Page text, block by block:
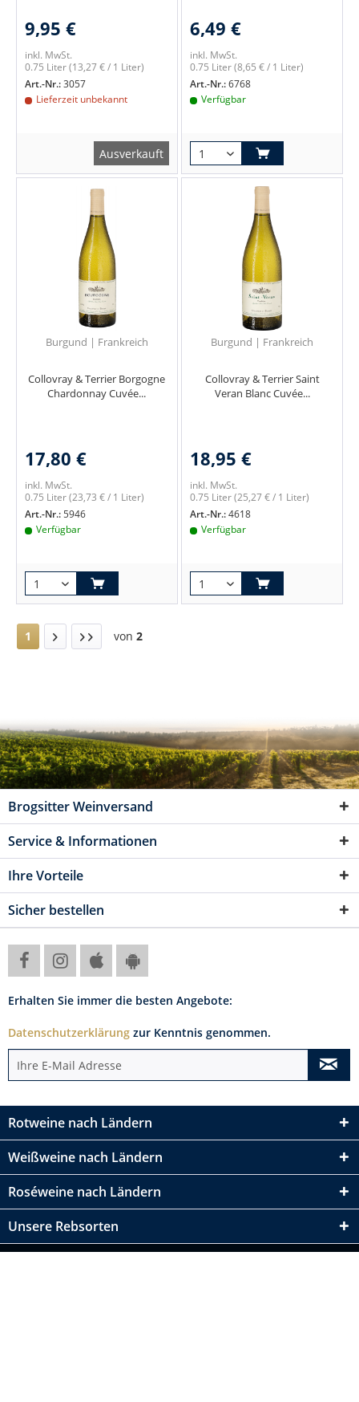
9,95 €
inkl. MwSt.
0.75 Liter(13,27 € / 1 Liter)
Art.-Nr.:3057
Lieferzeit unbekannt
Ausverkauft
6,49 €
inkl. MwSt.
0.75 Liter(8,65 € / 1 Liter)
Art.-Nr.:6768
Verfügbar
Burgund | Frankreich
Collovray & Terrier Borgogne
Chardonnay Cuvée...
17,80 €
inkl. MwSt.
0.75 Liter(23,73 € / 1 Liter)
Art.-Nr.:5946
Verfügbar
Burgund | Frankreich
Collovray & Terrier Saint
Veran Blanc Cuvée...
18,95 €
inkl. MwSt.
0.75 Liter(25,27 € / 1 Liter)
Art.-Nr.:4618
Verfügbar
1 von 2
Brogsitter Weinversand
Service & Informationen
Ihre Vorteile
Sicher bestellen
Erhalten Sie immer die besten Angebote:
Datenschutzerklärung zur Kenntnis genommen.
Rotweine nach Ländern
Weißweine nach Ländern
Roséweine nach Ländern
Unsere Rebsorten